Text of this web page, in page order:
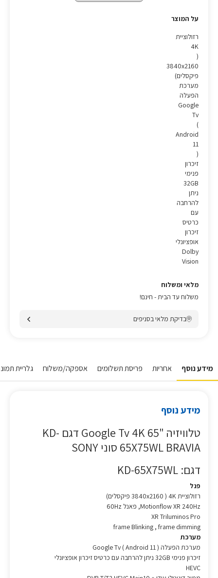
על המוצר
רזולוציית
4K
(
3840x2160
פיקסלים)
מערכת
הפעלה
Google
Tv
(
Android
11
)
זיכרון
פנימי
32GB
ניתן
להרחבה
עם
כרטיס
זיכרון
אופציונלי
Dolby
Vision
מלאי ומשלוח
משלוח עד הבית - חינם!
בדיקת מלאי בסניפים
מידע נוסף אחריות פריסת תשלומים אספקה/משלוח גלריית
מידע נוסף
טלוויזיה "65 Google Tv 4K דגם KD-
65X75WL BRAVIA סוני SONY
דגם: KD-65X75WL
פנל
רזולוציית 4K ( 3840x2160 פיקסלים)
Motionflow XR 240Hz, פאנל 60Hz
XR Triluminos Pro
frame Blinking , frame dimming
מערכת
מערכת הפעלה Google Tv ( Android 11 )
זיכרון פנימי 32GB ניתן להרחבה עם כרטיס זיכרון אופציונלי
HEVC